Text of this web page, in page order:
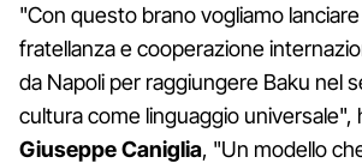
"Con questo brano vogliamo
fratellanza e cooperazione
da Napoli per raggiungere Baku nel
cultura come linguaggio universale",
Giuseppe Caniglia, "Un modello